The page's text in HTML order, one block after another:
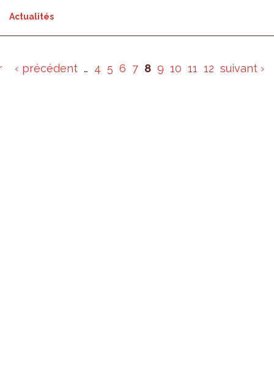
Actualités
‹ précédent … 4 5 6 7 8 9 10 11 12 suivant ›